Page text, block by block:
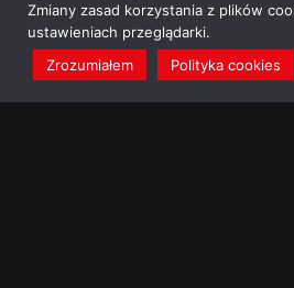
Zmiany zasad korzystania z plików
ustawieniach przeglądarki.
Zrozumiałem
Polityka cookies